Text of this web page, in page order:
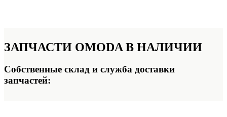
ЗАПЧАСТИ OMODAВ НАЛИЧИИ
Собственные склад и служба доставки
запчастей: